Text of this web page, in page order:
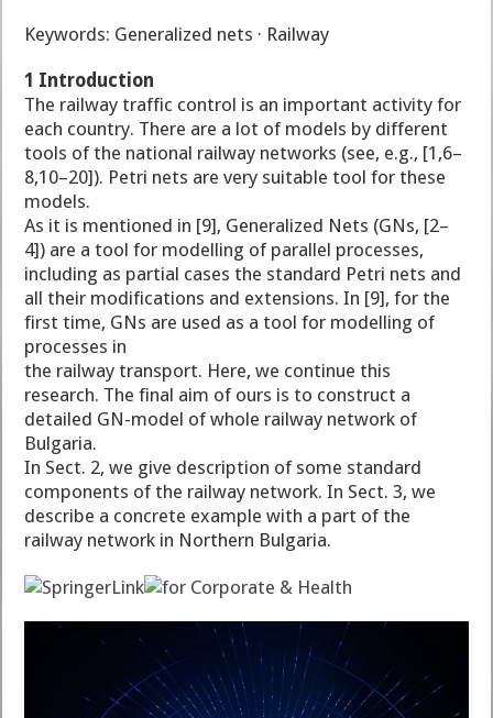
Keywords: Generalized nets · Railway
1 Introduction
The railway traffic control is an important activity for
each country. There are a lot of models by different
tools of the national railway networks (see, e.g., [1,6–
8,10–20]). Petri nets are very suitable tool for these
models.
As it is mentioned in [9], Generalized Nets (GNs, [2–
4]) are a tool for modelling of parallel processes,
including as partial cases the standard Petri nets and
all their modifications and extensions. In [9], for the
first time, GNs are used as a tool for modelling of
processes in
the railway transport. Here, we continue this
research. The final aim of ours is to construct a
detailed GN-model of whole railway network of
Bulgaria.
In Sect. 2, we give description of some standard
components of the railway network. In Sect. 3, we
describe a concrete example with a part of the
railway network in Northern Bulgaria.